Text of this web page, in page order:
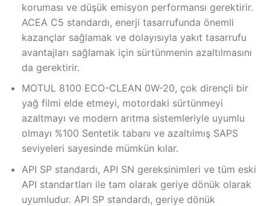
koruması ve düşük emisyon performansı gerektirir.
ACEA C5 standardı, enerji tasarrufunda önemli
kazançlar sağlamak ve dolayısıyla yakıt tasarrufu
avantajları sağlamak için sürtünmenin azaltılmasını
da gerektirir.
MOTUL 8100 ECO-CLEAN 0W-20, çok dirençli bir
yağ filmi elde etmeyi, motordaki sürtünmeyi
azaltmayı ve modern arıtma sistemleriyle uyumlu
olmayı %100 Sentetik tabanı ve azaltılmış SAPS
seviyeleri sayesinde mümkün kılar.
API SP standardı, API SN gereksinimleri ve tüm eski
API standartları ile tam olarak geriye dönük olarak
uyumludur. API SP standardı, geriye dönük